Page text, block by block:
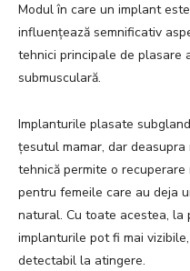
Modul în care un implant
influențează semnificativ
tehnici principale de plasare
submusculară.
Implanturile plasate
țesutul mamar, dar
tehnică permite o
pentru femeile care au deja
natural. Cu toate acestea, la
implanturile pot fi mai
detectabil la atingere.